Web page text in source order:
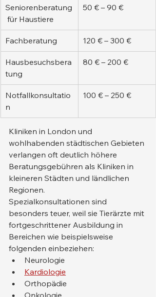
Seniorenberatung
für Haustiere
50 € – 90 €
Fachberatung 120 € – 300 €
Hausbesuchsbera
tung
80 € – 200 €
Notfallkonsultatio
n
100 € – 250 €
Kliniken in London und
wohlhabenden städtischen Gebieten
verlangen oft deutlich höhere
Beratungsgebühren als Kliniken in
kleineren Städten und ländlichen
Regionen.
Spezialkonsultationen sind
besonders teuer, weil sie Tierärzte mit
fortgeschrittener Ausbildung in
Bereichen wie beispielsweise
folgenden einbeziehen:
Neurologie
Kardiologie
Orthopädie